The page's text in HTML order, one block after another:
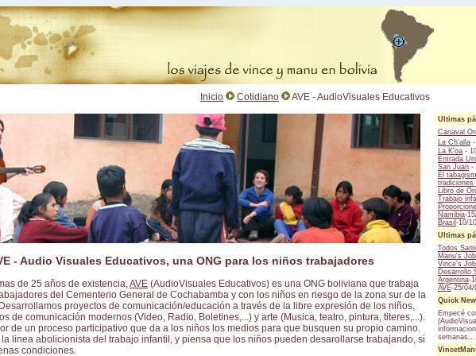
Inicio Cotidiano AVE - AudioVisuales Educativos
- Audio Visuales Educativos, una ONG para los niños trabajadores
de 25 años de existencia,AVE (AudioVisuales Educativos) es una ONG boliviana que trabaja
del Cementerio General de Cochabamba y con los niños en riesgo de la zona sur de la
proyectos de comunicación/educación a través de la libre expresión de los niños,
de comunicación modernos (Video, Radio, Boletines,...) y arte (Musica, teatro, pintura, titeres,...).
de un proceso participativo que da a los niños los medios para que busquen su propio camino.
linea abolicionista del trabajo infantil, y piensa que los niños pueden desarollarse trabajando, si
condiciones.
Ultimas
Canaval
La Ch'alla
La K'oa -
Entrada
San Juan -
El
tradiciones
Libro de
Trabajo
Namibia-
Brasil -10/
Ultimas
Todos
Manu's Job
Vince's Job
Desarrollo
Argentina-
AVE-25/04/
Quick
Empecé
semanas...